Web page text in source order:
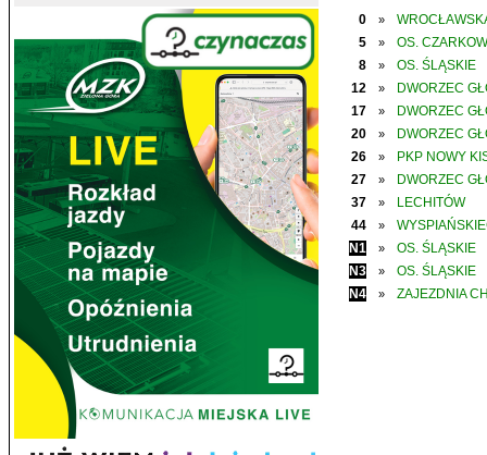
0 »
5
»
OS.
8
»
OS. ŚLĄSKIE
12
»
DWORZEC
17
»
DWORZEC
20
»
DWORZEC
26
»
PKP NOWY
27
»
DWORZEC
37
»
LECHITÓW
44
»
N1
»
OS. ŚLĄSKIE
N3
»
OS. ŚLĄSKIE
N4
» ZAJEZDNIA